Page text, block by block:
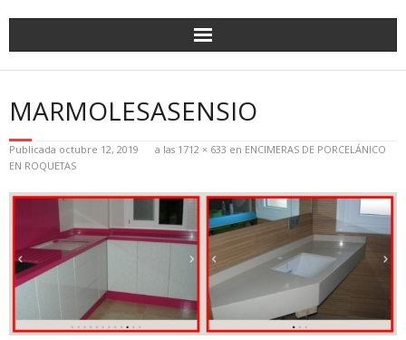
MARMOLESASENSIO
Publicada octubre 12, 2019 a las 1712 × 633 en ENCIMERAS DE PORCELÁNICO
EN ROQUETAS